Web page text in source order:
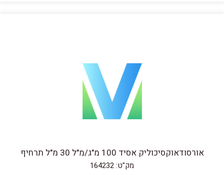
אורסודאוקסיכוליק אסיד 100 מ"ג/מ"ל 30 מ"ל תרחיף
מק"ט: 164232